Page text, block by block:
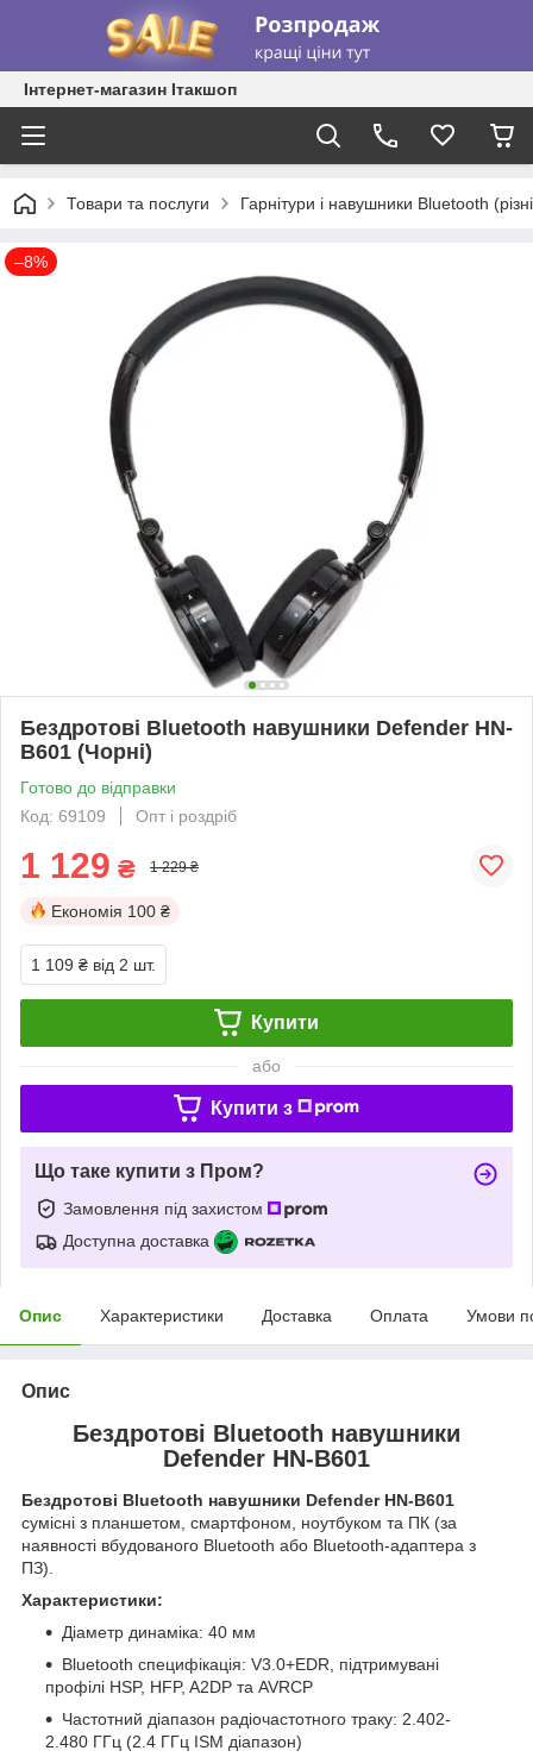
Інтернет-магазин Ітакшоп
Товари та послуги Гарнітури і навушники Bluetooth
–8%
Бездротові Bluetooth навушники Defender HN-
B601 (Чорні)
Готово до відправки
Код: 69109
Опт і роздріб
1 129 ₴ 1 229 ₴
Економія 100 ₴
1 109 ₴ від 2 шт.
Купити
або
Купити з
Що таке купити з Пром?
Замовлення під захистом
Доступна доставка
Опис Характеристики Доставка Оплата Умови
Опис
Бездротові Bluetooth навушники
Defender HN-B601
Бездротові Bluetooth навушники Defender HN-B601
сумісні з планшетом, смартфоном, ноутбуком та ПК (за
наявності вбудованого Bluetooth або Bluetooth-адаптера з
ПЗ).
Характеристики:
Діаметр динаміка: 40 мм
Bluetooth специфікація: V3.0+EDR, підтримувані
профілі HSP, HFP, A2DP та AVRCP
Частотний діапазон радіочастотного траку: 2.402-
2.480 ГГц (2.4 ГГц ISM діапазон)